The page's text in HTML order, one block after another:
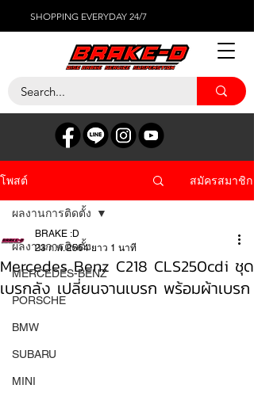
SHOPPING EVERYDAY 24/7
โพสต์ สมัครสมาชิก
ผลงานการติดตั้ง
MERCEDES-BENZ
PORSCHE
BMW
SUBARU
MINI
ผลงานการติดตั้ง
Mercedes Benz C218 CLS250cdi ชุด
เบรกลัง เปลี่ยนจานเบรก พร้อมผ้าเบรก
BRAKE :D
23 ก.พ. 2564 ยาว 1 นาที